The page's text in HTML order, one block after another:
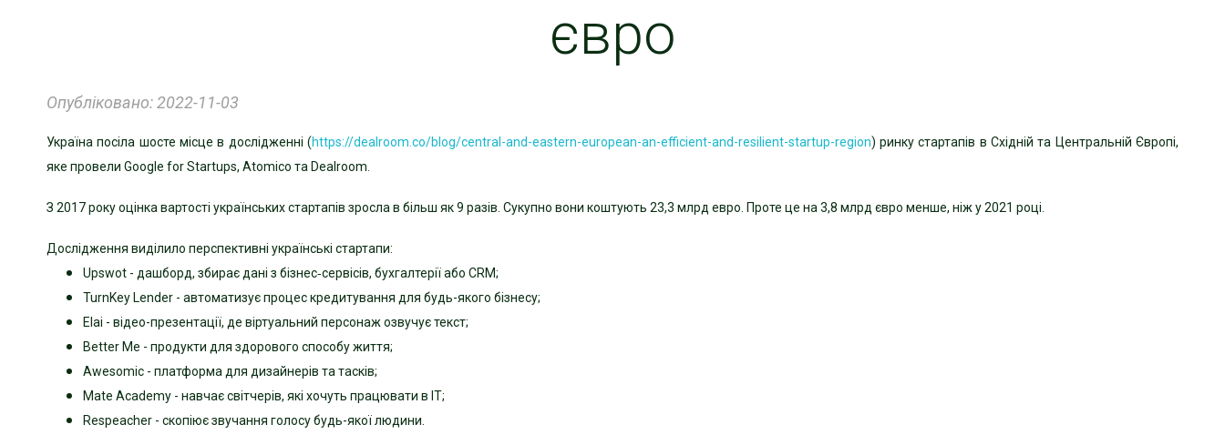
євро
Опубліковано: 2022-11-03
Україна посіла шосте місце в дослідженні (https://dealroom.co/blog/central-and-eastern-european-an-efficient-and-resilient-startup-region) ринку стартапів в Східній та Центральній Європі,
яке провели Google for Startups, Atomico та Dealroom.
З 2017 року оцінка вартості українських стартапів зросла в більш як 9 разів. Сукупно вони коштують 23,3 млрд евро. Проте це на 3,8 млрд євро менше, ніж у 2021 році.
Дослідження виділило перспективні українські стартапи:
Upswot - дашборд, збирає дані з бізнес‑сервісів, бухгалтерії або CRM;
TurnKey Lender - автоматизує процес кредитування для будь-якого бізнесу;
Elai - відео-презентації, де віртуальний персонаж озвучує текст;
Better Me - продукти для здорового способу життя;
Awesomic - платформа для дизайнерів та тасків;
Mate Academy - навчає світчерів, які хочуть працювати в ІТ;
Respeacher - скопіює звучання голосу будь-якої людини.